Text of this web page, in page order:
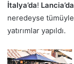
İtalya’da! Lancia’da
neredeyse
yatırımlar yapıldı.